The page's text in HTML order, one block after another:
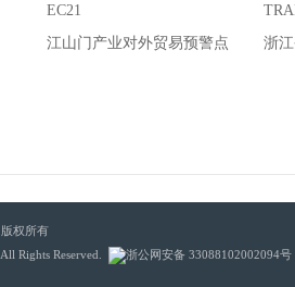
EC21
江山门产业对外贸易预警点 浙
权所有
Rights Reserved.
浙公网安备 33088102002094号